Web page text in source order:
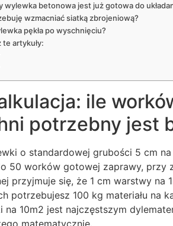
wylewka betonowa jest już gotowa do
wzmacniać siatką zbrojeniową?
pękła po wyschnięciu?
artykuły:
ile
potrzebny jest
o standardowej grubości 5 cm
50 worków gotowej zaprawy, przy
przyjmuje się, że 1 cm warstwy na
potrzebujesz 100 kg materiału na
na 10m2 jest najczęstszym